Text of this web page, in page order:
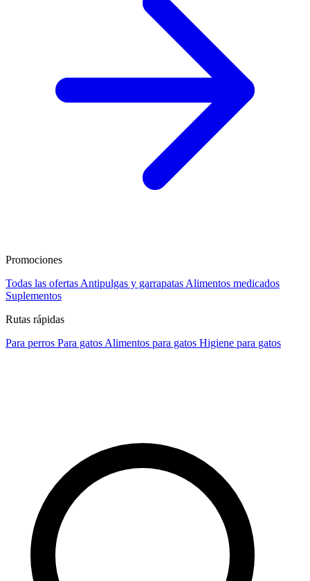
Promociones
Todas las ofertas Antipulgas y garrapatas Alimentos medicados
Suplementos
Rutas rápidas
Para perros Para gatos Alimentos para gatos Higiene para gatos